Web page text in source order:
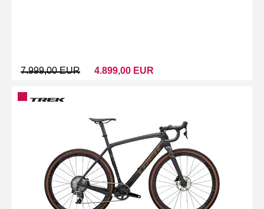
7.999,00 EUR 4.899,00 EUR